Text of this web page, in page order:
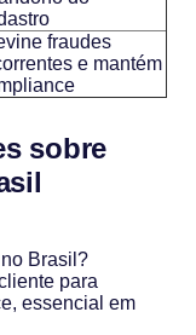
fraudes
e mantém
sobre
Brasil?
para
essencial em